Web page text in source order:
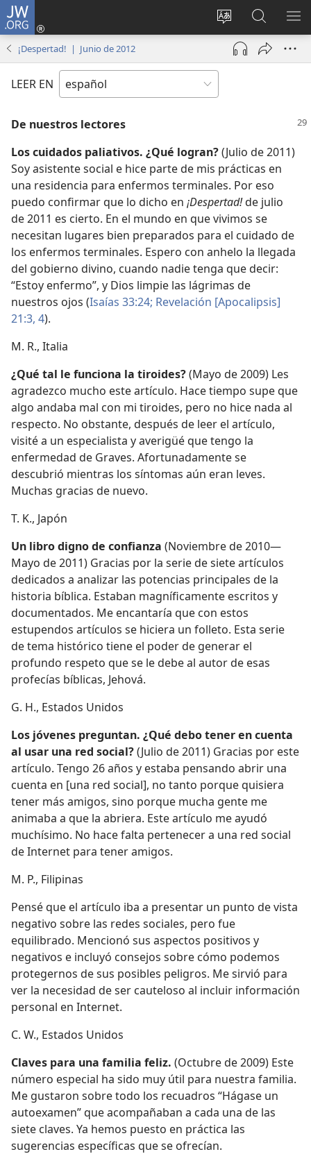
JW.ORG
Cambiar
idioma
del sitio
Iniciar
sesión
(abre
nueva
en
jw.org
¡Despertad! | Junio de 2012
LEER EN
De nuestros lectores
Los cuidados paliativos. ¿Qué logran?(Julio de 2011)
Soy asistente social e hice parte de mis prácticas en
una residencia para enfermos terminales. Por eso
puedo confirmar que lo dicho en ¡Despertad!de julio
de 2011 es cierto. En el mundo en que vivimos se
necesitan lugares bien preparados para el cuidado de
los enfermos terminales. Espero con anhelo la llegada
del gobierno divino, cuando nadie tenga que decir:
“Estoy enfermo”, y Dios limpie las lágrimas de
nuestros ojos (Isaías 33:24; Revelación [Apocalipsis]
21:3, 4).
M. R., Italia
¿Qué tal le funciona la tiroides?(Mayo de 2009) Les
agradezco mucho este artículo. Hace tiempo supe que
algo andaba mal con mi tiroides, pero no hice nada al
respecto. No obstante, después de leer el artículo,
visité a un especialista y averigüé que tengo la
enfermedad de Graves. Afortunadamente se
descubrió mientras los síntomas aún eran leves.
Muchas gracias de nuevo.
T. K., Japón
Un libro digno de confianza (Noviembre de 2010—
Mayo de 2011) Gracias por la serie de siete artículos
dedicados a analizar las potencias principales de la
historia bíblica. Estaban magníficamente escritos y
documentados. Me encantaría que con estos
estupendos artículos se hiciera un folleto. Esta serie
de tema histórico tiene el poder de generar el
profundo respeto que se le debe al autor de esas
profecías bíblicas, Jehová.
G. H., Estados Unidos
Los jóvenes preguntan. ¿Qué debo tener en cuenta
al usar una red social?(Julio de 2011) Gracias por este
artículo. Tengo 26 años y estaba pensando abrir una
cuenta en [una red social], no tanto porque quisiera
tener más amigos, sino porque mucha gente me
animaba a que la abriera. Este artículo me ayudó
muchísimo. No hace falta pertenecer a una red social
de Internet para tener amigos.
M. P., Filipinas
Pensé que el artículo iba a presentar un punto de vista
negativo sobre las redes sociales, pero fue
equilibrado. Mencionó sus aspectos positivos y
negativos e incluyó consejos sobre cómo podemos
protegernos de sus posibles peligros. Me sirvió para
ver la necesidad de ser cauteloso al incluir información
personal en Internet.
C. W., Estados Unidos
Claves para una familia feliz. (Octubre de 2009) Este
número especial ha sido muy útil para nuestra familia.
Me gustaron sobre todo los recuadros “Hágase un
autoexamen” que acompañaban a cada una de las
siete claves. Ya hemos puesto en práctica las
sugerencias específicas que se ofrecían.